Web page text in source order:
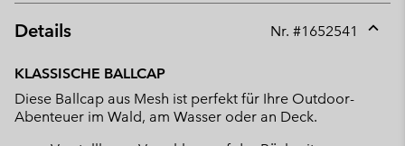
Details Nr. #1652541
KLASSISCHE BALLCAP
Diese Ballcap aus Mesh ist perfekt für Ihre Outdoor-
Abenteuer im Wald, am Wasser oder an Deck.